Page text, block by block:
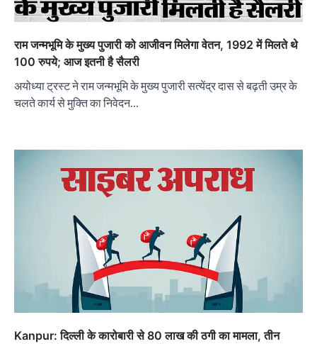
राम जन्मभूमि के मुख्य पुजारी को आजीवन मिलेगा वेतन, 1992 में मिलते थे
100 रुपये; आज इतनी है सैलरी
अयोध्या ट्रस्ट ने राम जन्मभूमि के मुख्य पुजारी सत्येंद्र दास से बढ़ती उम्र के
चलते कार्य से मुक्ति का निवेदन…
Kanpur: दिल्ली के कारोबारी से 80 लाख की ठगी का मामला, तीन